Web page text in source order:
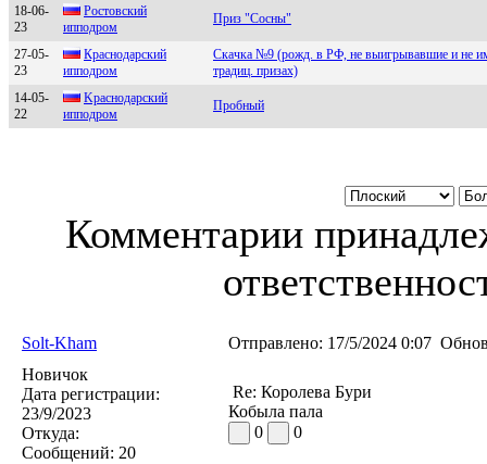
18-06-
23
Ростовский
ипподpом
Приз "Сосны"
27-05-
23
Кpаcнодаpcкий
ипподpом
Скачка №9 (рожд. в РФ, не выигрывавшие и не
традиц. призах)
14-05-
22
Kpaснoдapский
иппoдpoм
Пробный
Комментарии
Solt-Kham Отправлено: 17/5/2024 0:07
Новичок
Дата регистрации:
23/9/2023
Откуда:
Сообщений: 20
Re: Королева Бури
Кобыла пала
0
0